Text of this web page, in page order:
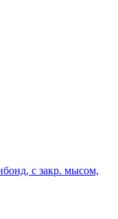
с закр. мысом,